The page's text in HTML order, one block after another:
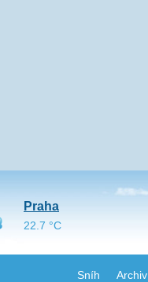
Sníh Archiv
Praha
22.7 °C